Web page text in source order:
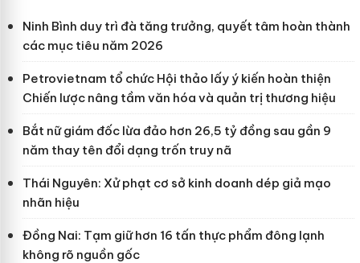
Ninh Bình duy trì đà tăng trưởng, quyết tâm hoàn thành
các mục tiêu năm 2026
Petrovietnam tổ chức Hội thảo lấy ý kiến hoàn thiện
Chiến lược nâng tầm văn hóa và quản trị thương hiệu
Bắt nữ giám đốc lừa đảo hơn 26,5 tỷ đồng sau gần 9
năm thay tên đổi dạng trốn truy nã
Thái Nguyên: Xử phạt cơ sở kinh doanh dép giả mạo
nhãn hiệu
Đồng Nai: Tạm giữ hơn 16 tấn thực phẩm đông lạnh
không rõ nguồn gốc